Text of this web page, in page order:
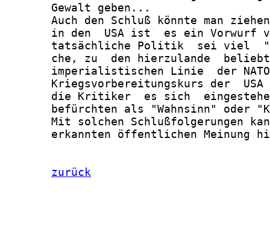
       Gewalt geben...
Auch den Schluß könnte man
in den  USA ist  es ein Vorwurf
tatsächliche Politik  sei viel
che, zu  den hierzulande
imperialistischen Linie  der
Kriegsvorbereitungskurs der
die Kritiker  es sich
befürchten als "Wahnsinn" oder
Mit solchen Schlußfolgerungen
erkannten öffentlichen Meinung
zurück